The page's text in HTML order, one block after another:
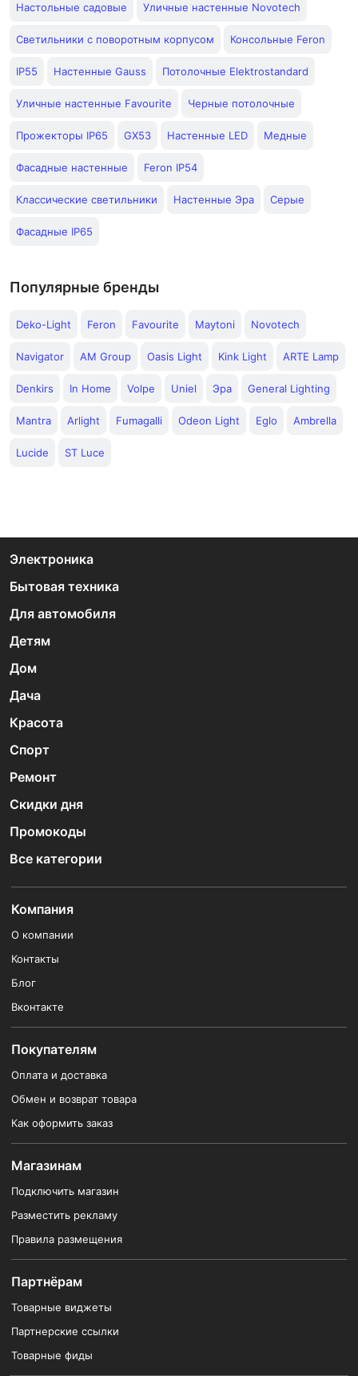
Настольные садовые Уличные настенные Novotech
Светильники с поворотным корпусом Консольные Feron
IP55 Настенные Gauss Потолочные Elektrostandard
Уличные настенные Favourite Черные потолочные
Прожекторы IP65 GX53 Настенные LED Медные
Фасадные настенные Feron IP54
Классические светильники Настенные Эра Серые
Фасадные IP65
Популярные бренды
Deko-Light Feron Favourite Maytoni Novotech
Navigator AM Group Oasis Light Kink Light ARTE Lamp
Denkirs In Home Volpe Uniel Эра General Lighting
Mantra Arlight Fumagalli Odeon Light Eglo Ambrella
Lucide ST Luce
Электроника
Бытовая техника
Для автомобиля
Детям
Дом
Дача
Красота
Спорт
Ремонт
Скидки дня
Промокоды
Все категории
Компания
О компании
Контакты
Блог
Вконтакте
Покупателям
Оплата и доставка
Обмен и возврат товара
Как оформить заказ
Магазинам
Подключить магазин
Разместить рекламу
Правила размещения
Партнёрам
Товарные виджеты
Партнерские ссылки
Товарные фиды